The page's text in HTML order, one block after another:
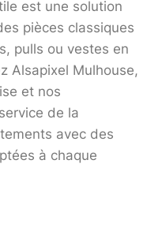
est une solution
pièces classiques
pulls ou vestes en
Alsapixel Mulhouse,
et nos
de la
avec des
à chaque